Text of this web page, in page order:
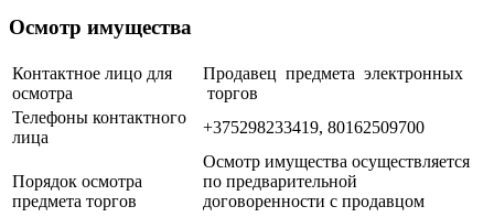
Осмотр имущества
Контактное лицо для
осмотра
Продавец предмета электронных
торгов
Телефоны контактного
лица
+375298233419, 80162509700
Порядок осмотра
предмета торгов
Осмотр имущества осуществляется
по предварительной
договоренности с продавцом